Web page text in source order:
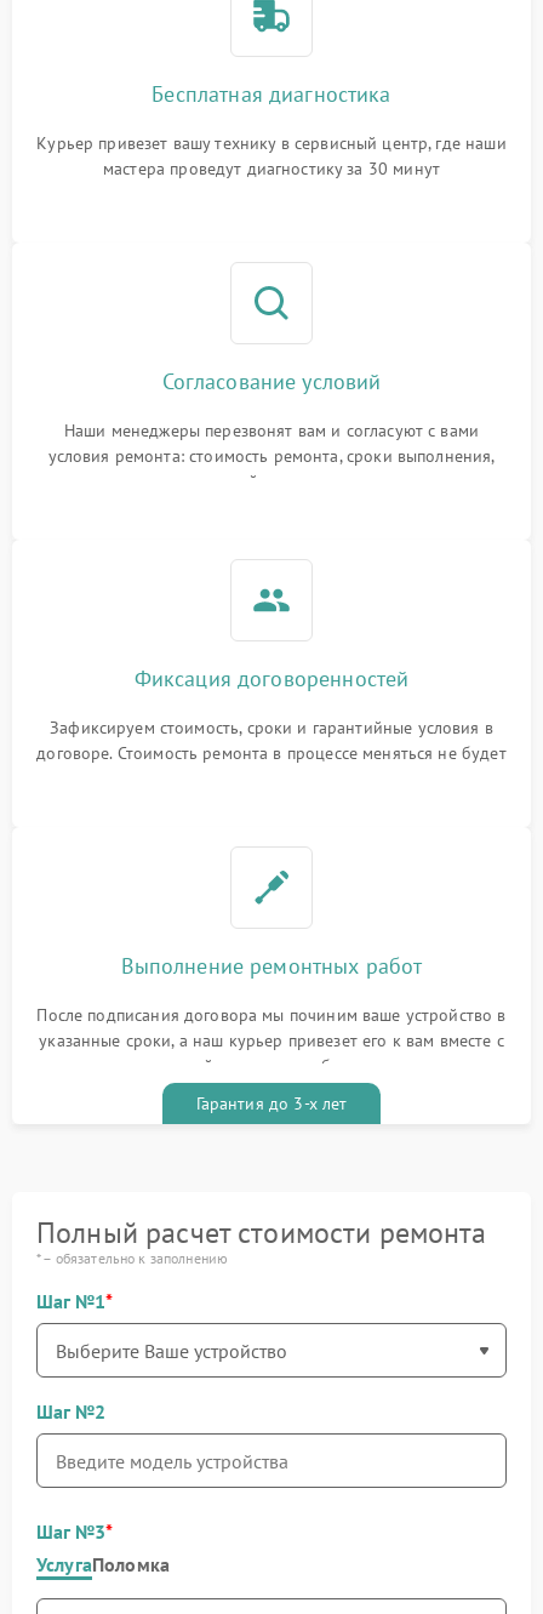
Бесплатная диагностика
Курьер привезет вашу технику в сервисный центр, где наши
мастера проведут диагностику за 30 минут
Согласование условий
Наши менеджеры перезвонят вам и согласуют с вами
условия ремонта: стоимость ремонта, сроки выполнения,
гарантийные условия
Фиксация договоренностей
Зафиксируем стоимость, сроки и гарантийные условия в
договоре. Стоимость ремонта в процессе меняться не будет
Выполнение ремонтных работ
После подписания договора мы починим ваше устройство в
указанные сроки, а наш курьер привезет его к вам вместе с
гарантийным талоном бесплатно
Гарантия до 3-х лет
Полный расчет стоимости ремонта
* – обязательно к заполнению
Шаг №1
Шаг №2
Шаг №3
УслугаПоломка